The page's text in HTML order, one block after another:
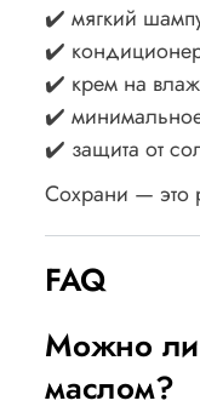
✔️ мягкий
✔️
✔️ крем на
✔️
✔️ защита от
Сохрани — это
FAQ
Можно ли
маслом?